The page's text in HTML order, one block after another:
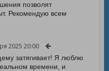
позволят
Рекомендую всем
2025 20:00
затягивает! Я люблю
времени, и